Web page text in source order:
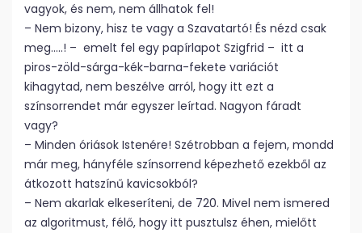
vagyok, és nem, nem állhatok fel!
– Nem bizony, hisz te vagy a Szavatartó! És nézd csak
meg…..! – emelt fel egy papírlapot Szigfrid – itt a
piros-zöld-sárga-kék-barna-fekete variációt
kihagytad, nem beszélve arról, hogy itt ezt a
színsorrendet már egyszer leírtad. Nagyon fáradt
vagy?
– Minden óriások Istenére! Szétrobban a fejem, mondd
már meg, hányféle színsorrend képezhető ezekből az
átkozott hatszínű kavicsokból?
– Nem akarlak elkeseríteni, de 720. Mivel nem ismered
az algoritmust, félő, hogy itt pusztulsz éhen, mielőtt